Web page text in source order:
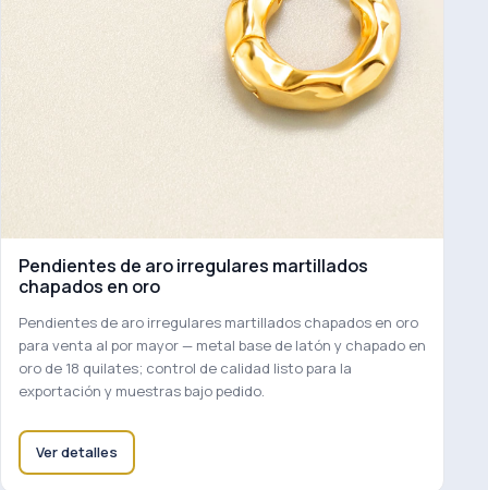
Pendientes de aro irregulares martillados
chapados en oro
Pendientes de aro irregulares martillados chapados en oro
para venta al por mayor — metal base de latón y chapado en
oro de 18 quilates; control de calidad listo para la
exportación y muestras bajo pedido.
Ver detalles